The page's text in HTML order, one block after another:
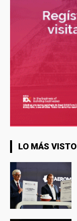
LO MÁS VISTO